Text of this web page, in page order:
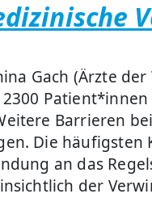
Gach (Ärzte
Barrieren
Die häufigsten
an das
der